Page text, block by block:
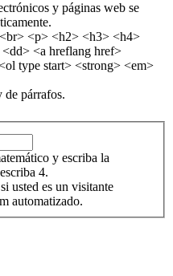
y páginas web se
<p> <h2> <h3> <h4>
<a hreflang href>
type start> <strong> <em>
de párrafos.
y escriba la
4.
usted es un visitante
automatizado.